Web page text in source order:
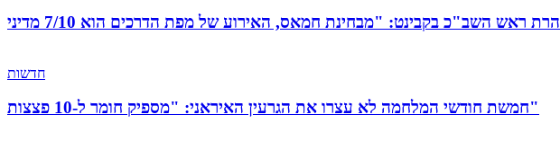
חדשות
חמשת חודשי המלחמה לא עצרו את הגרעין האיראני: "מספיק חומר ל-10 פצצות"